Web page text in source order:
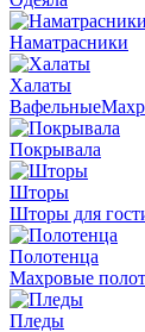
Наматрасники
Халаты
Вафельные
Покрывала
Шторы
Шторы для
Полотенца
Махровые
Пледы